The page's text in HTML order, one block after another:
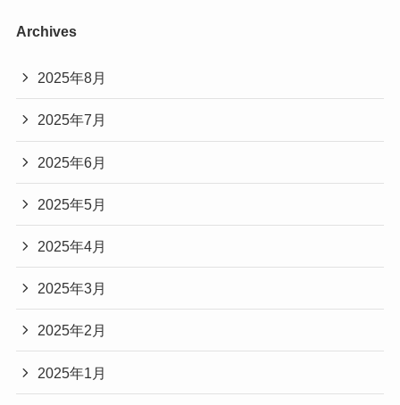
Archives
2025年8月
2025年7月
2025年6月
2025年5月
2025年4月
2025年3月
2025年2月
2025年1月